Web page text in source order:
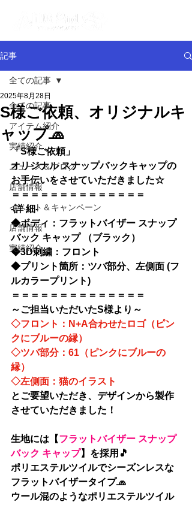
記事
全ての記事
アイテム紹介
実績紹介
ニュース＆ブログ
店舗情報
イベント＆キャンペーン
店舗情報
実績紹介
全ての記事
S様ご依頼、オリジナルキ
ャップ🧢
2025年8月28日
「S様ご依頼」
オリジナル スナップバックキャップの
お手伝いをさせていただきました☆
＝＝＝＝＝＝＝＝＝＝＝＝＝＝
-詳 細-
◆ボディ：フラットバイザー スナップ
バック キャップ （ブラック）
◆3D刺繍：フロント
◆プリント箇所：ツバ部分、左側面 (フ
ルカラープリント)
＝＝＝＝＝＝＝＝＝＝＝＝＝＝
～ご担当いただいたS様より～
◇フロント：N+A合わせたロゴ（ピン
クにブルーの縁）
◇ツバ部分：61（ピンクにブルーの
縁）
◇左側面：猫のイラスト
とご要望いただき、デザインから製作
させていただきました！
生地には【フラットバイザー スナップ
バック キャップ】を採用🎵
ポリエステルツイルでシーズンレスな
フラットバイザータイプ🧢
ウール混のようなポリエステルツイル